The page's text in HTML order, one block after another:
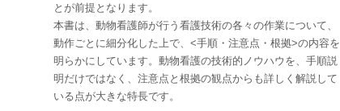
とが前提となります。
本書は、動物看護師が行う看護技術の各々の作業について、
動作ごとに細分化した上で、<手順・注意点・根拠>の内容を
明らかにしています。動物看護の技術的ノウハウを、手順説
明だけではなく、注意点と根拠の観点からも詳しく解説して
いる点が大きな特長です。